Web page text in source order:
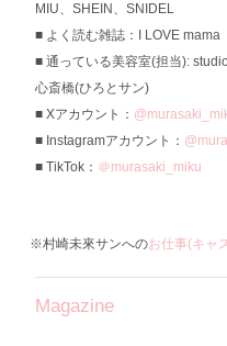
MIU、SHEIN、SNIDEL
よく読む雑誌：I LOVE mama
通っている美容室(担当):
心斎橋(ひろとサン)
Xアカウント：
Instagramアカウント：
TikTok： ＠murasaki_miku
※村崎未來サンへのお仕事(キャ
Magazine